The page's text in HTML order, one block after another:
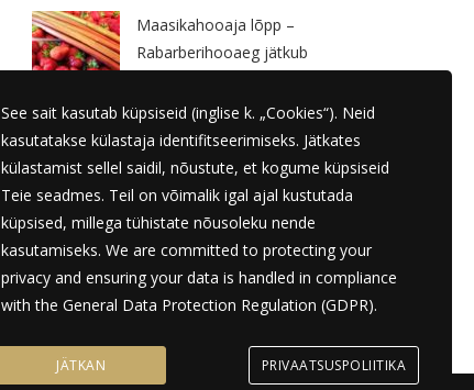
Maasikahooaja lõpp –
Rabarberihooaeg jätkub
UUS TOODE! – Konjakikomm
juuni 17, 2020
Karamelle 20 aastat!
juuni 1, 2020
See sait kasutab küpsiseid (inglise k. „Cookies“). Neid
kasutatakse külastaja identifitseerimiseks. Jätkates
külastamist sellel saidil, nõustute, et kogume küpsiseid
Teie seadmes. Teil on võimalik igal ajal kustutada
küpsised, millega tühistate nõusoleku nende
kasutamiseks. We are committed to protecting your
privacy and ensuring your data is handled in compliance
with the General Data Protection Regulation (GDPR).
JÄTKAN PRIVAATSUSPOLIITIKA